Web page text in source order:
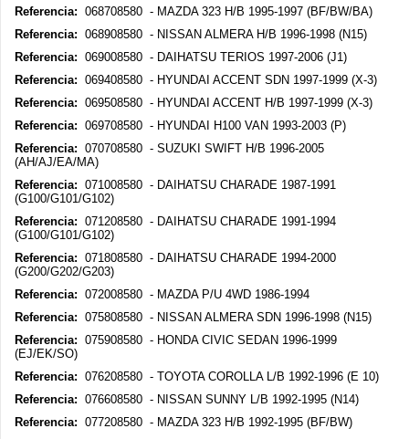
Referencia: 068708580 - MAZDA 323 H/B 1995-1997 (BF/BW/BA)
Referencia: 068908580 - NISSAN ALMERA H/B 1996-1998 (N15)
Referencia: 069008580 - DAIHATSU TERIOS 1997-2006 (J1)
Referencia: 069408580 - HYUNDAI ACCENT SDN 1997-1999 (X-3)
Referencia: 069508580 - HYUNDAI ACCENT H/B 1997-1999 (X-3)
Referencia: 069708580 - HYUNDAI H100 VAN 1993-2003 (P)
Referencia: 070708580 - SUZUKI SWIFT H/B 1996-2005
(AH/AJ/EA/MA)
Referencia: 071008580 - DAIHATSU CHARADE 1987-1991
(G100/G101/G102)
Referencia: 071208580 - DAIHATSU CHARADE 1991-1994
(G100/G101/G102)
Referencia: 071808580 - DAIHATSU CHARADE 1994-2000
(G200/G202/G203)
Referencia: 072008580 - MAZDA P/U 4WD 1986-1994
Referencia: 075808580 - NISSAN ALMERA SDN 1996-1998 (N15)
Referencia: 075908580 - HONDA CIVIC SEDAN 1996-1999
(EJ/EK/SO)
Referencia: 076208580 - TOYOTA COROLLA L/B 1992-1996 (E 10)
Referencia: 076608580 - NISSAN SUNNY L/B 1992-1995 (N14)
Referencia: 077208580 - MAZDA 323 H/B 1992-1995 (BF/BW)